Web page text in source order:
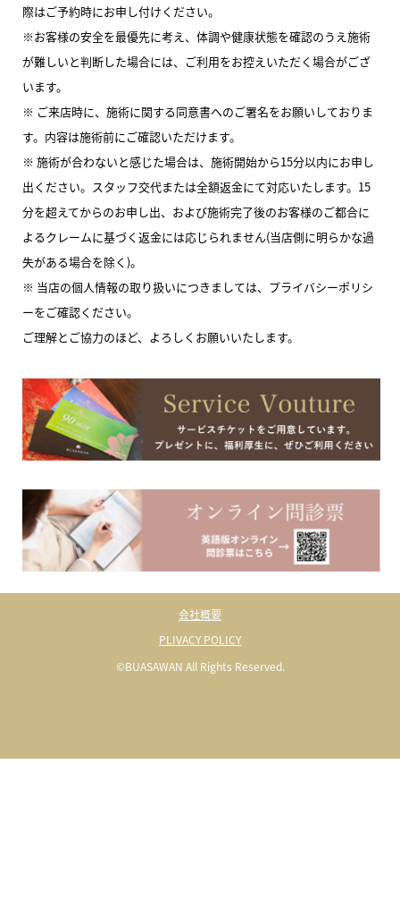
際はご予約時にお申し付けください。
※お客様の安全を最優先に考え、体調や健康状態を確認のうえ施術
が難しいと判断した場合には、ご利用をお控えいただく場合がござ
います。
※ ご来店時に、施術に関する同意書へのご署名をお願いしておりま
す。内容は施術前にご確認いただけます。
※ 施術が合わないと感じた場合は、施術開始から15分以内にお申し
出ください。スタッフ交代または全額返金にて対応いたします。15
分を超えてからのお申し出、および施術完了後のお客様のご都合に
よるクレームに基づく返金には応じられません(当店側に明らかな過
失がある場合を除く)。
※ 当店の個人情報の取り扱いにつきましては、プライバシーポリシ
ーをご確認ください。
ご理解とご協力のほど、よろしくお願いいたします。
会社概要
PLIVACY POLICY
©BUASAWAN All Rights Reserved.